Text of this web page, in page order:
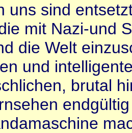
uns sind
mit Nazi-und
die Welt
und
brutal